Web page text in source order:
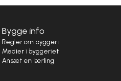
Bygge info
Regler om byggeri
Medier i byggeriet
Ansæt en lærling